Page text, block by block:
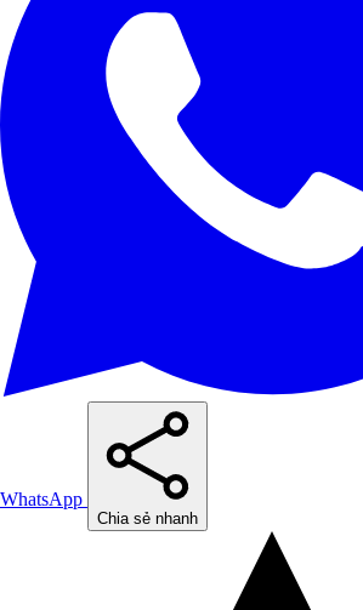
WhatsApp
Chia sẻ nhanh